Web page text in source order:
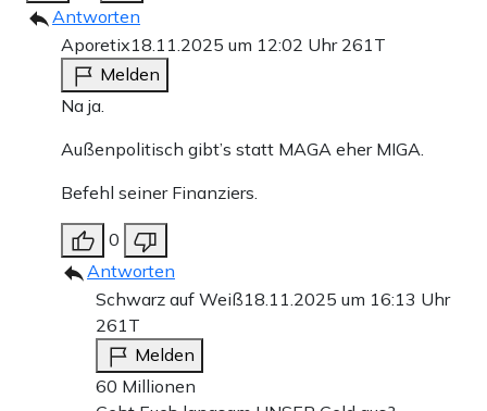
Antworten
Aporetix18.11.2025 um 12:02 Uhr 261T
Melden
Na ja.
Außenpolitisch gibt’s statt MAGA eher MIGA.
Befehl seiner Finanziers.
0
Antworten
Schwarz auf Weiß18.11.2025 um 16:13 Uhr
261T
Melden
60 Millionen